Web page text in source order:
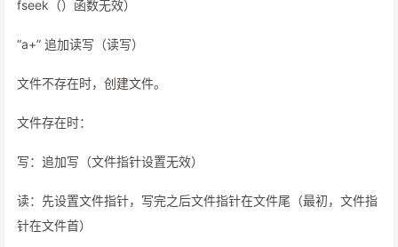
fseek（）函数无效）
“a+” 追加读写（读写）
文件不存在时，创建文件。
文件存在时：
写：追加写（文件指针设置无效）
读：先设置文件指针，写完之后文件指针在文件尾（最初，文件指
针在文件首）